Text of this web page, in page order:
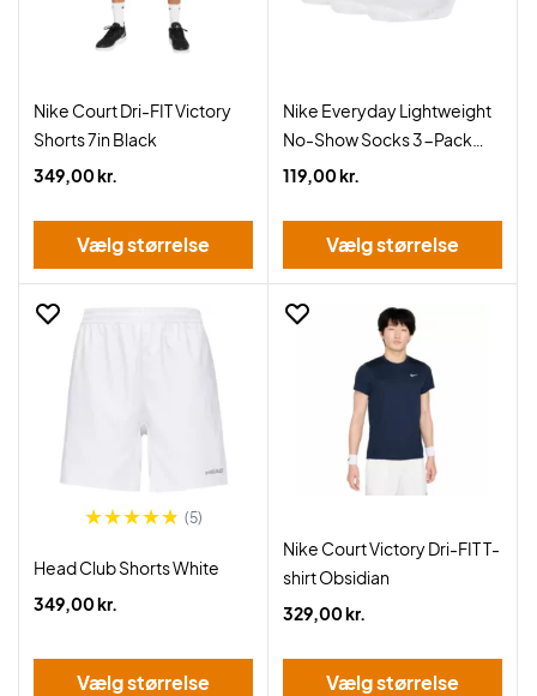
Nike Court Dri-FIT Victory
Shorts 7in Black
349,00 kr.
Vælg størrelse
Nike Everyday Lightweight
No-Show Socks 3-Pack
White
119,00 kr.
Vælg størrelse
(5)
Head Club Shorts White
349,00 kr.
Vælg størrelse
Nike Court Victory Dri-FIT T-
shirt Obsidian
329,00 kr.
Vælg størrelse